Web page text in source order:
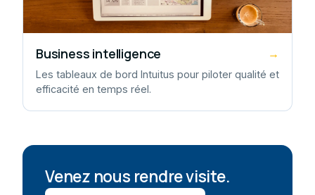
Business intelligence →
Les tableaux de bord Intuitus pour piloter qualité et
efficacité en temps réel.
Venez nous rendre visite.